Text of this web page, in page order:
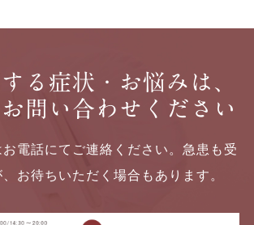
る症状・お悩みは、
問い合わせください
電話にてご連絡ください。急患も受
お待ちいただく場合もあります。